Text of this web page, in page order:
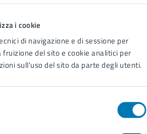
i cookie
di navigazione e di sessione per
del sito e cookie analitici per
sull'uso del sito da parte degli utenti.